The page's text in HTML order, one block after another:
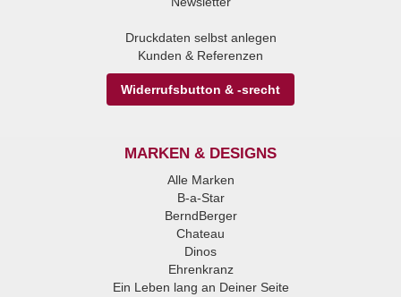
Druckdaten selbst anlegen
Kunden & Referenzen
Widerrufsbutton & -srecht
MARKEN & DESIGNS
Alle Marken
B-a-Star
BerndBerger
Chateau
Dinos
Ehrenkranz
Ein Leben lang an Deiner Seite